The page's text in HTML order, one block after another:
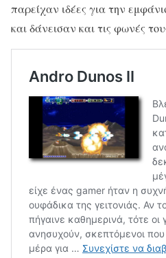
παρείχαν ιδέες για την
και δάνεισαν και τις φωνές